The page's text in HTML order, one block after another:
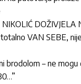
DOŽIVJELA
VAN SEBE,
brodolom – ne mogu